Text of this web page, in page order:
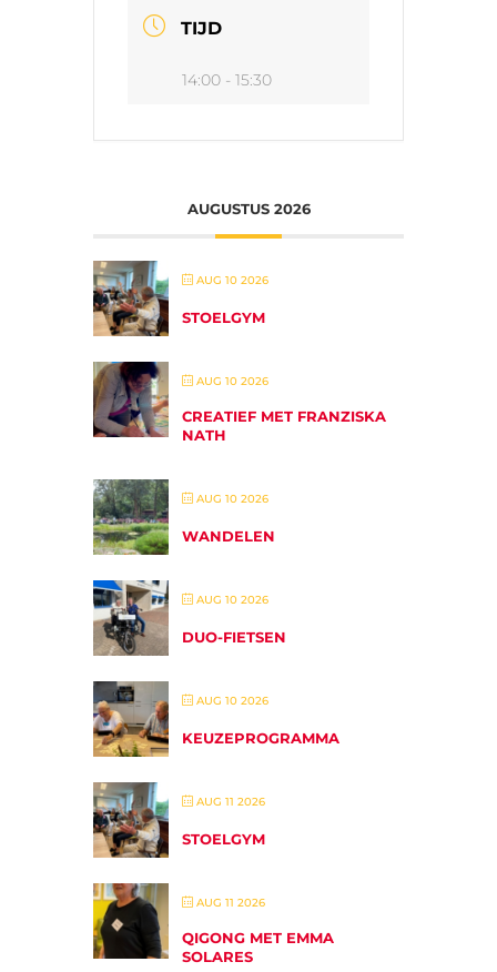
TIJD
14:00 - 15:30
AUGUSTUS 2026
AUG 10 2026
STOELGYM
AUG 10 2026
CREATIEF MET FRANZISKA
NATH
AUG 10 2026
WANDELEN
AUG 10 2026
DUO-FIETSEN
AUG 10 2026
KEUZEPROGRAMMA
AUG 11 2026
STOELGYM
AUG 11 2026
QIGONG MET EMMA
SOLARES